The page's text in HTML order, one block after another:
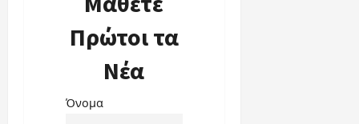
Πρώτοι τα
Νέα
Όνομα